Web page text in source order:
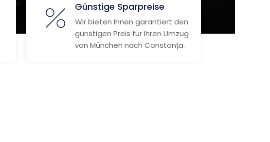
Günstige Sparpreise
Wir bieten Ihnen garantiert den
günstigen Preis für Ihren Umzug
von München nach Constanța.